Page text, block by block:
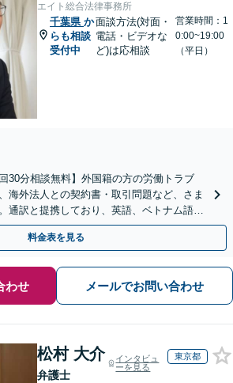
エイト総合法律事務所
千葉県 か
らも相談
受付中
面談方法(対面・
電話・ビデオな
ど)は応相談
営業時間：1
0:00~19:00
（平日）
30分相談無料】外国籍の方の労働トラブ
海外法人との契約書・取引問題など、さま
通訳と提携しており、英語、ベトナム語、
です（通訳料別途）。
料金表を見る
わせ メールでお問い合わせ
松村 大介
弁護士
インタビュ
ーを見る
東京都